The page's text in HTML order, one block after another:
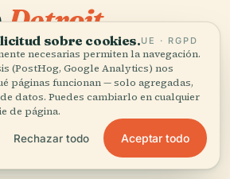
Detroit.
— unos cuantos que merece
PLACE
Comerica Park
PLACE
Templo
Masónico de
Detroit
sobre cookies.UE · RGPD
necesarias permiten la navegación.
(PostHog, Google Analytics) nos
páginas funcionan — solo agregadas,
datos. Puedes cambiarlo en cualquier
de página.
Rechazar todo Aceptar todo